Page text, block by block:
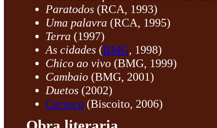
Paratodos (RCA, 1993)
Uma palavra (RCA, 1995)
Terra (1997)
As cidades (BMG, 1998)
Chico ao vivo (BMG, 1999)
Cambaio (BMG, 2001)
Duetos (2002)
Carioca (Biscoito, 2006)